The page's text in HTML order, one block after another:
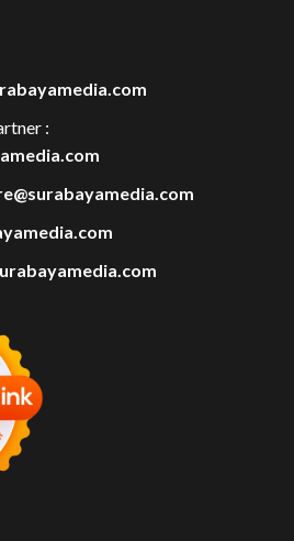
: